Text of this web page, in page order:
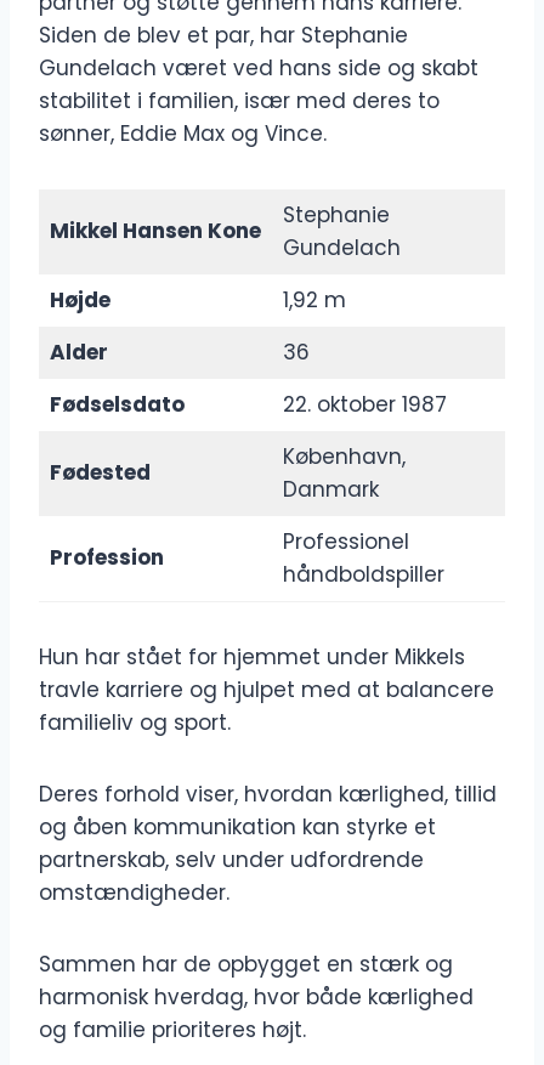
Siden de blev et par, har Stephanie
Gundelach været ved hans side og skabt
stabilitet i familien, især med deres to
sønner, Eddie Max og Vince.
Mikkel Hansen Kone
Stephanie
Gundelach
Højde
1,92 m
Alder
36
Fødselsdato
22. oktober 1987
Fødested
København,
Danmark
Profession
Professionel
håndboldspiller
Hun har stået for hjemmet under Mikkels
travle karriere og hjulpet med at balancere
familieliv og sport.
Deres forhold viser, hvordan kærlighed, tillid
og åben kommunikation kan styrke et
partnerskab, selv under udfordrende
omstændigheder.
Sammen har de opbygget en stærk og
harmonisk hverdag, hvor både kærlighed
og familie prioriteres højt.